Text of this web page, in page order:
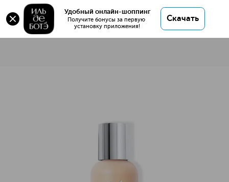
Удобный онлайн-шоппинг
Получите бонусы за первую
установку приложения!
Скачать